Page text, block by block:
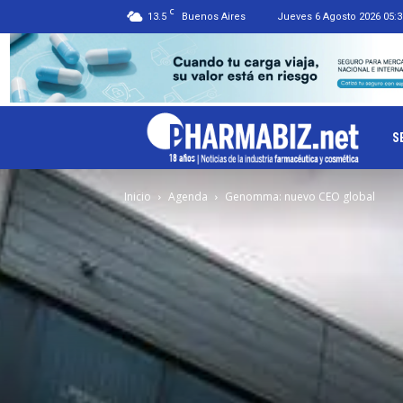
13.5 C Buenos Aires Jueves 6 Agosto 2026
Inicio Agenda Genomma: nuevo CEO global